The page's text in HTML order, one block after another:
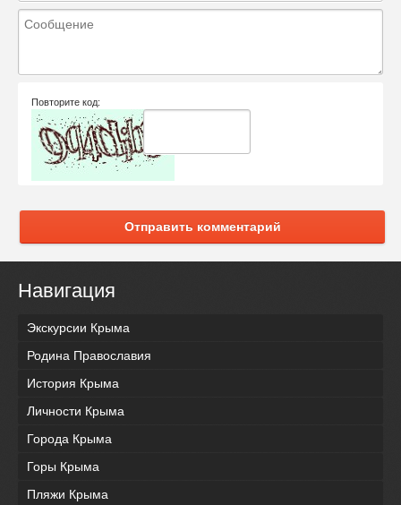
Повторите код:
Отправить комментарий
Навигация
Экскурсии Крыма
Родина Православия
История Крыма
Личности Крыма
Города Крыма
Горы Крыма
Пляжи Крыма